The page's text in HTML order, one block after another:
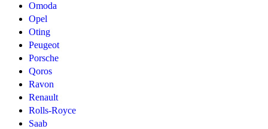
Omoda
Opel
Oting
Peugeot
Porsche
Qoros
Ravon
Renault
Rolls-Royce
Saab